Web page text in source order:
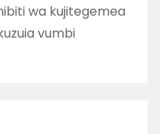
wa kujitegemea
vumbi